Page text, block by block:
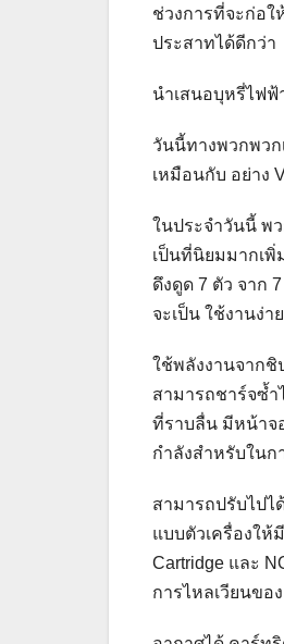
ช่วงการที่จะก่อ
ประสาทได้ดีกว่า
นำเสนอบุหรี่ไฟ
วันนี้ทางพวกพวก
เหมือนกับ อย่าง
ในประจำวันนี้ พ
เป็นที่นิยมมากเพิ่
ดึงดูด 7 ตัว จาก
จะเป็น ใช้งานง่
ใช้พลังงานจากชิ
สามารถชาร์จซ้ำ
ที่ราบลื่น มีหน้าจ
กำลังสำหรับในก
สามารถปรับไปไ
แบบตัวเครื่องให้
Cartridge และ
การไหลเวียนของ